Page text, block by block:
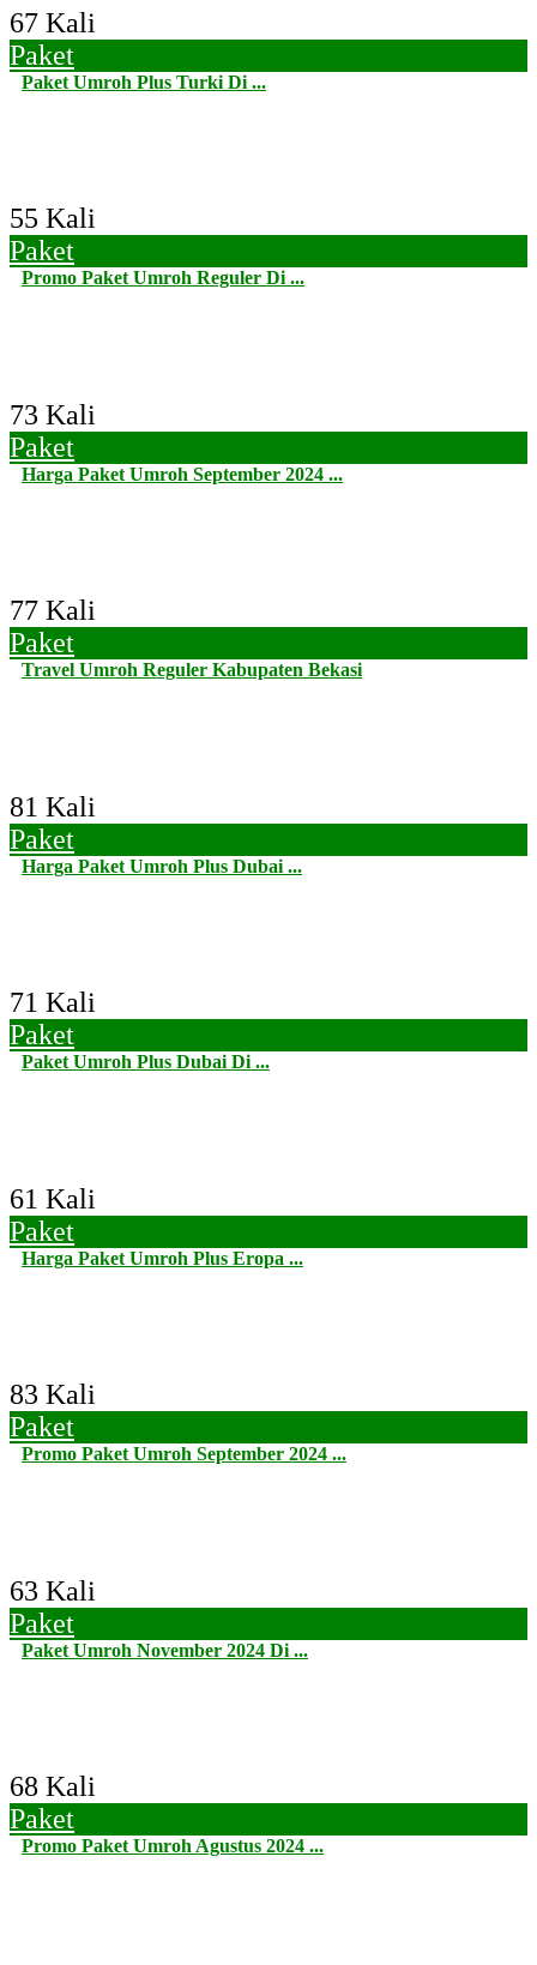
67 Kali
Paket
Paket Umroh Plus Turki Di ...
55 Kali
Paket
Promo Paket Umroh Reguler Di ...
73 Kali
Paket
Harga Paket Umroh September 2024 ...
77 Kali
Paket
Travel Umroh Reguler Kabupaten Bekasi
81 Kali
Paket
Harga Paket Umroh Plus Dubai ...
71 Kali
Paket
Paket Umroh Plus Dubai Di ...
61 Kali
Paket
Harga Paket Umroh Plus Eropa ...
83 Kali
Paket
Promo Paket Umroh September 2024 ...
63 Kali
Paket
Paket Umroh November 2024 Di ...
68 Kali
Paket
Promo Paket Umroh Agustus 2024 ...